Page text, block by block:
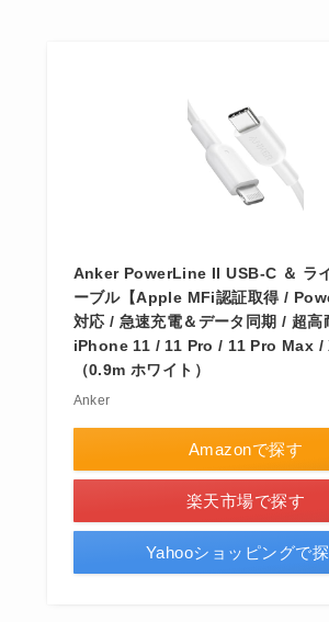
Anker PowerLine II USB-C ＆ ラ
ーブル【Apple MFi認証取得 /
対応 / 急速充電＆データ同期 / 超高
iPhone 11 / 11 Pro / 11 Pro Max /
（0.9m ホワイト）
Anker
Amazonで探す
楽天市場で探す
Yahooショッピングで